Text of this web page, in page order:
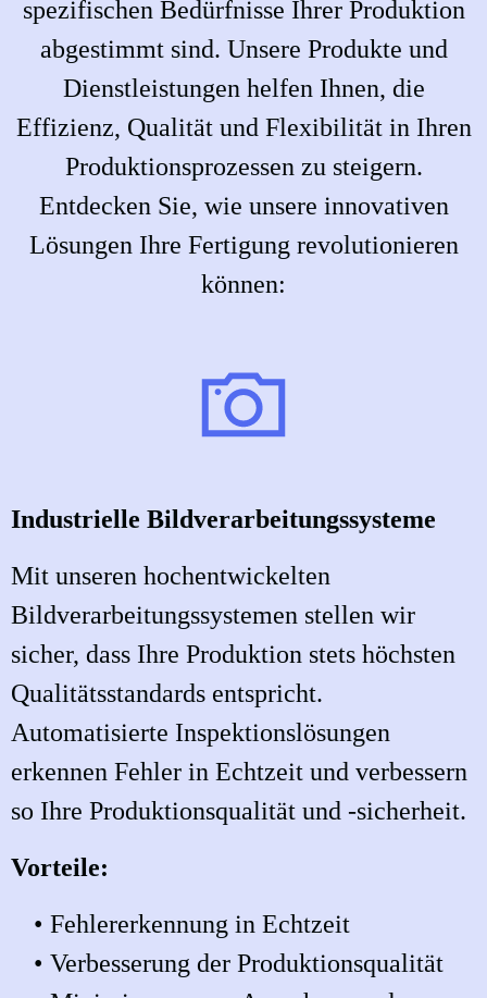
spezifischen Bedürfnisse Ihrer Produktion
abgestimmt sind. Unsere Produkte und
Dienstleistungen helfen Ihnen, die
Effizienz, Qualität und Flexibilität in Ihren
Produktionsprozessen zu steigern.
Entdecken Sie, wie unsere innovativen
Lösungen Ihre Fertigung revolutionieren
können:
Industrielle Bildverarbeitungssysteme
Mit unseren hochentwickelten
Bildverarbeitungssystemen stellen wir
sicher, dass Ihre Produktion stets höchsten
Qualitätsstandards entspricht.
Automatisierte Inspektionslösungen
erkennen Fehler in Echtzeit und verbessern
so Ihre Produktionsqualität und -sicherheit.
Vorteile:
Fehlererkennung in Echtzeit
Verbesserung der Produktionsqualität